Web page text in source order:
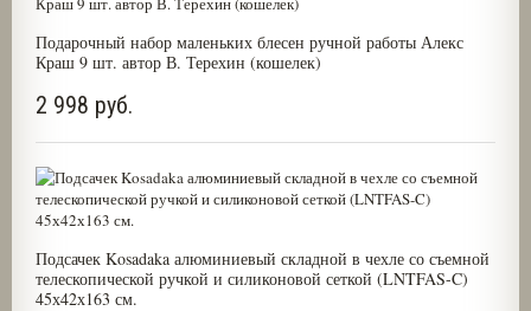
Подарочный набор маленьких блесен ручной работы Алекс
Краш 9 шт. автор В. Терехин (кошелек)
2 998 руб.
Подсачек Kosadaka алюминиевый складной в чехле со съемной
телескопической ручкой и силиконовой сеткой (LNTFAS-C)
45х42х163 см.